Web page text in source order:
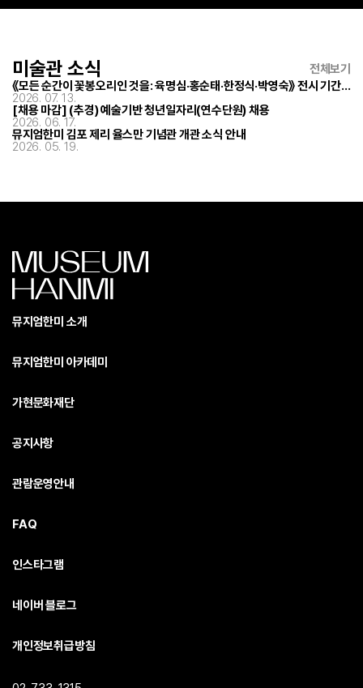
미술관 소식
전체보기
《모든 순간이 꽃봉오리인 것을: 육명심·홍순태·한정식·박영숙》 전시 기간 연장 안내
2026. 07. 13.
[채용 마감] (추경) 예술기반 청년일자리(연수단원) 채용
2026. 06. 17.
뮤지엄한미 김포 제리 율스만 기념관 개관 소식 안내
2026. 05. 19.
뮤지엄한미 소개
뮤지엄한미 아카데미
가현문화재단
공지사항
관람운영안내
FAQ
인스타그램
네이버 블로그
개인정보취급방침